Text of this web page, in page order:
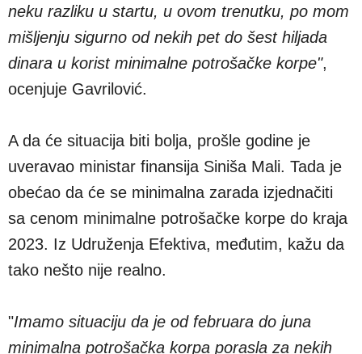
neku razliku u startu, u ovom trenutku, po mom
mišljenju sigurno od nekih pet do šest hiljada
dinara u korist minimalne potrošačke korpe",
ocenjuje Gavrilović.
A da će situacija biti bolja, prošle godine je
uveravao ministar finansija Siniša Mali. Tada je
obećao da će se minimalna zarada izjednačiti
sa cenom minimalne potrošačke korpe do kraja
2023. Iz Udruženja Efektiva, međutim, kažu da
tako nešto nije realno.
"Imamo situaciju da je od februara do juna
minimalna potrošačka korpa porasla za nekih